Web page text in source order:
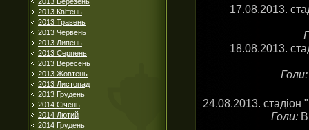
2013 Квітень
2013 Травень
2013 Червень
2013 Липень
2013 Серпень
2013 Вересень
2013 Жовтень
2013 Листопад
2013 Грудень
2014 Січень
2014 Лютий
2014 Грудень
17.08.2013.
18.08.2013.
Голи:
24.08.2013. стадіон
Голи: